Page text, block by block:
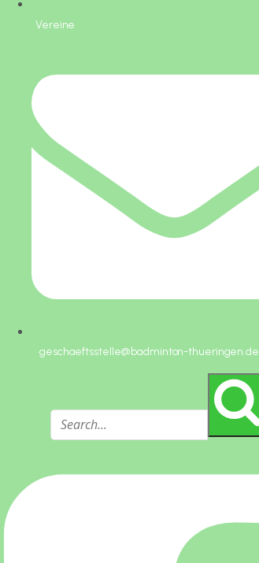
Vereine
geschaeftsstelle@badminton-thueringen.de